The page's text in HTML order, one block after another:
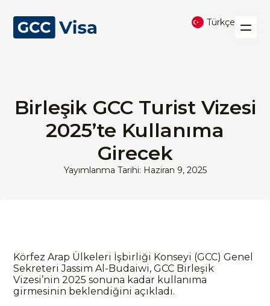
Türkçe
Birleşik GCC Turist Vizesi
2025’te Kullanıma
Girecek
Yayımlanma Tarihi: Haziran 9, 2025
Körfez Arap Ülkeleri İşbirliği Konseyi (GCC) Genel
Sekreteri Jassim Al-Budaiwi, GCC Birleşik
Vizesi’nin 2025 sonuna kadar kullanıma
girmesinin beklendiğini açıkladı.